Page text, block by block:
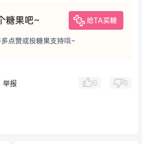
糖果吧~ 给TA买糖
点赞或投糖果支持哦~
举报 0 0